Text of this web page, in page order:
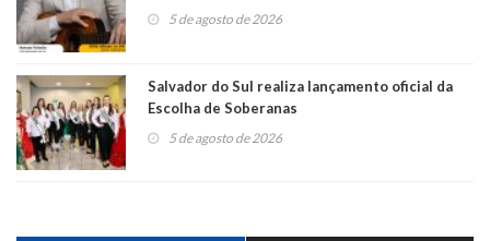
5 de agosto de 2026
Salvador do Sul realiza lançamento oficial da
Escolha de Soberanas
5 de agosto de 2026